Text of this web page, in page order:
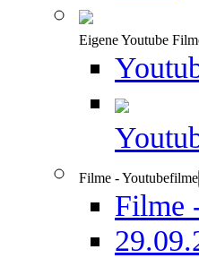
Eigene Youtube
Filme - Youtubefilme
Filme